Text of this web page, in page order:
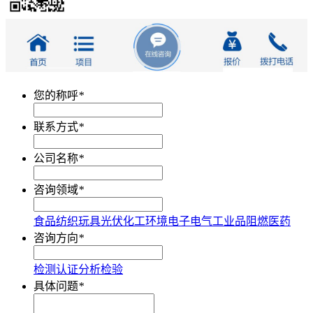
您的称呼*
联系方式*
公司名称*
咨询领域*
食品纺织玩具光伏化工环境电子电气工业品 阻燃医药
咨询方向*
检测认证分析检验
具体问题*